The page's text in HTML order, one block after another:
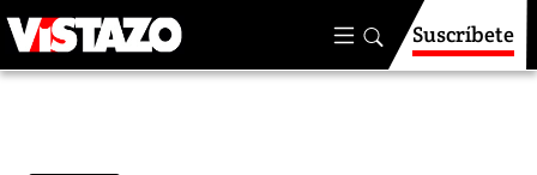
Suscríbete